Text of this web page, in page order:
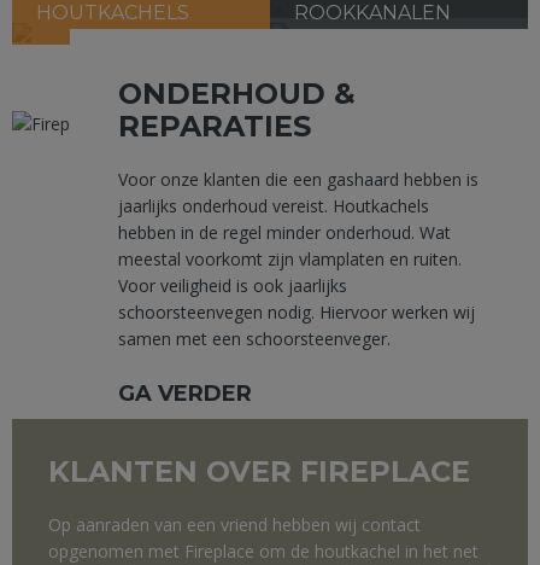
HOUTKACHELS
ROOKKANALEN
ONDERHOUD &
REPARATIES
Voor onze klanten die een gashaard hebben is
jaarlijks onderhoud vereist. Houtkachels
hebben in de regel minder onderhoud. Wat
meestal voorkomt zijn vlamplaten en ruiten.
Voor veiligheid is ook jaarlijks
schoorsteenvegen nodig. Hiervoor werken wij
samen met een schoorsteenveger.
GA VERDER
KLANTEN OVER FIREPLACE
Op aanraden van een vriend hebben wij contact
opgenomen met Fireplace om de houtkachel in het net